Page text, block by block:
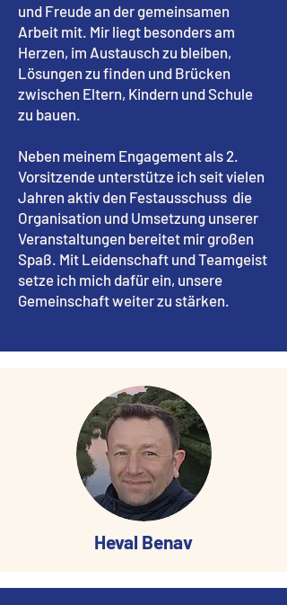
und Freude an der gemeinsamen
Arbeit mit. Mir liegt besonders am
Herzen, im Austausch zu bleiben,
Lösungen zu finden und Brücken
zwischen Eltern, Kindern und Schule
zu bauen.
Neben meinem Engagement als 2.
Vorsitzende unterstütze ich seit vielen
Jahren aktiv den Festausschuss die
Organisation und Umsetzung unserer
Veranstaltungen bereitet mir großen
Spaß. Mit Leidenschaft und Teamgeist
setze ich mich dafür ein, unsere
Gemeinschaft weiter zu stärken.
Heval Benav